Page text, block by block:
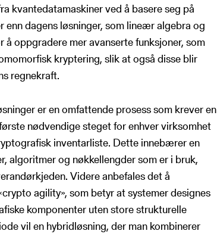
kvantedatamaskiner ved å basere seg på
enn dagens løsninger, som lineær algebra og
å oppgradere mer avanserte funksjoner, som
kryptering, slik at også disse blir
regnekraft.
er en omfattende prosess som krever en
nødvendige steget for enhver virksomhet
inventarliste. Dette innebærer en
algoritmer og nøkkellengder som er i bruk,
Videre anbefales det å
agility», som betyr at systemer designes
komponenter uten store strukturelle
vil en hybridløsning, der man kombinerer